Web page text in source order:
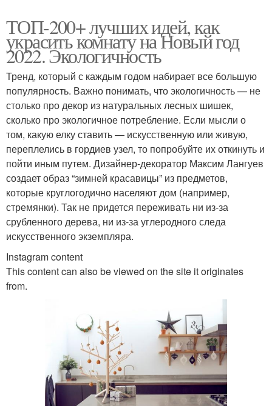
ТОП-200+ лучших идей, как
украсить комнату на Новый год
2022. Экологичность
Тренд, который с каждым годом набирает все большую
популярность. Важно понимать, что экологичность — не
столько про декор из натуральных лесных шишек,
сколько про экологичное потребление. Если мысли о
том, какую елку ставить — искусственную или живую,
переплелись в гордиев узел, то попробуйте их откинуть и
пойти иным путем. Дизайнер-декоратор Максим Лангуев
создает образ “зимней красавицы” из предметов,
которые круглогодично населяют дом (например,
стремянки). Так не придется переживать ни из-за
срубленного дерева, ни из-за углеродного следа
искусственного экземпляра.
Instagram content
This content can also be viewed on the site it originates
from.